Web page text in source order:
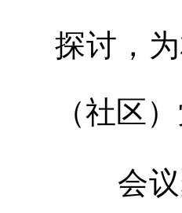
探讨，
（社区
会议聚